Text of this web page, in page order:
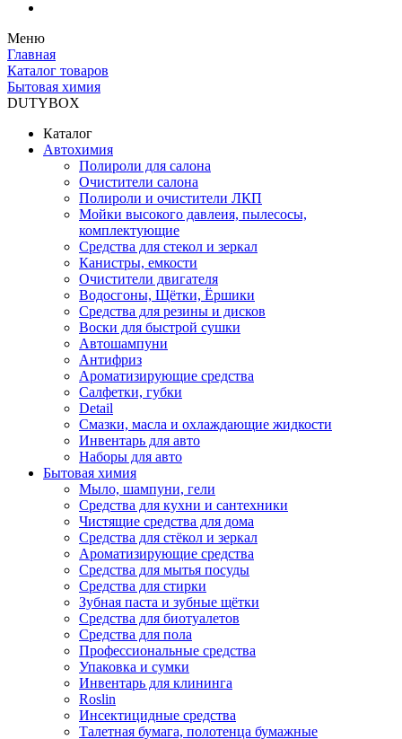
Меню
Главная
Каталог товаров
Бытовая химия
DUTYBOX
Каталог
Автохимия
Полироли для салона
Очистители салона
Полироли и очистители ЛКП
Мойки высокого давлеия, пылесосы,
комплектующие
Средства для стекол и зеркал
Канистры, емкости
Очистители двигателя
Водосгоны, Щётки, Ёршики
Средства для резины и дисков
Воски для быстрой сушки
Автошампуни
Антифриз
Ароматизирующие средства
Салфетки, губки
Detail
Смазки, масла и охлаждающие жидкости
Инвентарь для авто
Наборы для авто
Бытовая химия
Мыло, шампуни, гели
Средства для кухни и сантехники
Чистящие средства для дома
Средства для стёкол и зеркал
Ароматизирующие средства
Средства для мытья посуды
Средства для стирки
Зубная паста и зубные щётки
Средства для биотуалетов
Средства для пола
Профессиональные средства
Упаковка и сумки
Инвентарь для клининга
Roslin
Инсектицидные средства
Талетная бумага, полотенца бумажные